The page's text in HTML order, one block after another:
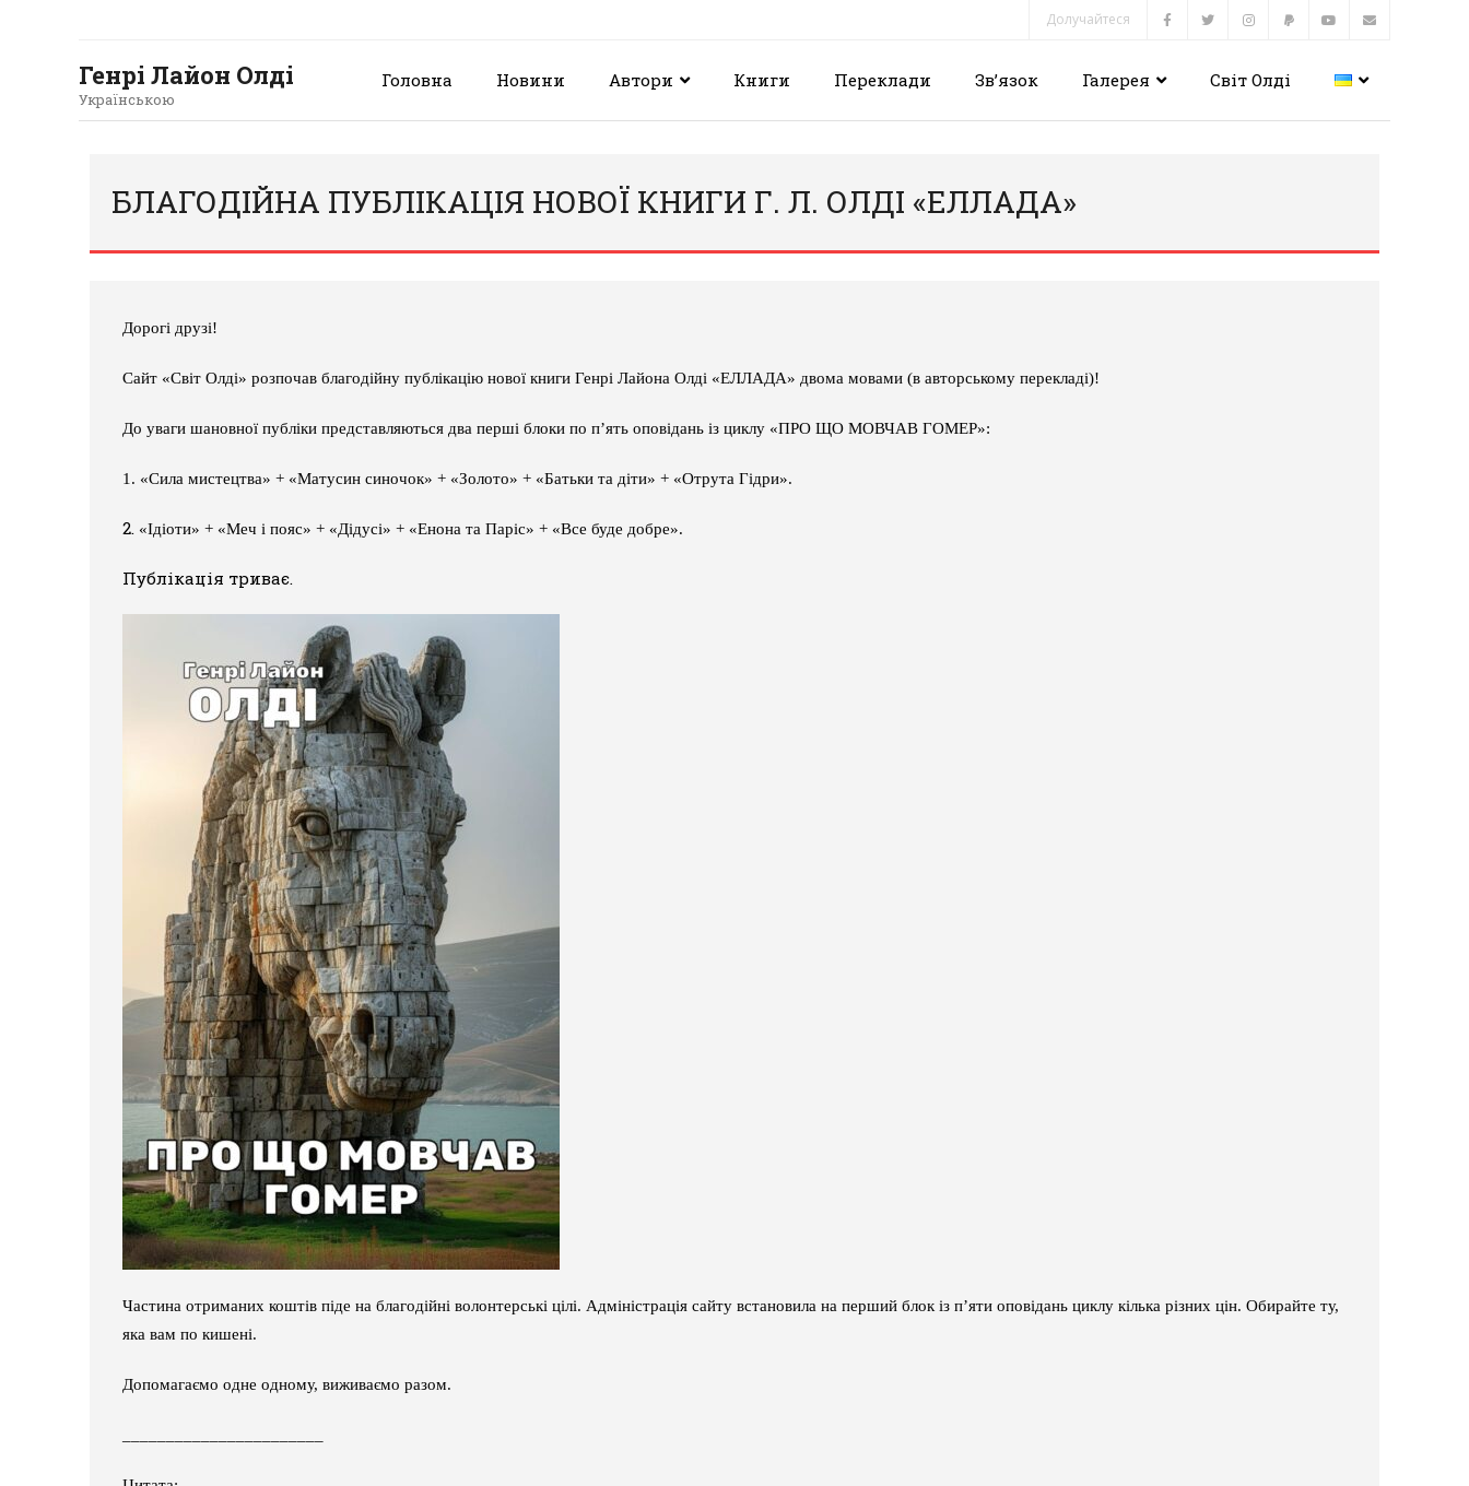
Долучайтеся
Генрі Лайон Олді
Українською
Головна Новини Автори Книги Переклади Зв’язок Галерея Світ Олді
БЛАГОДІЙНА ПУБЛІКАЦІЯ НОВОЇ КНИГИ Г. Л. ОЛДІ «ЕЛЛАДА»
Дорогі друзі!
Сайт «Світ Олді» розпочав благодійну публікацію нової книги Генрі Лайона Олді «ЕЛЛАДА» двома мовами (в авторському перекладі)!
До уваги шановної публіки представляються два перші блоки по п’ять оповідань із циклу «ПРО ЩО МОВЧАВ ГОМЕР»:
1. «Сила мистецтва» + «Матусин синочок» + «Золото» + «Батьки та діти» + «Отрута Гідри».
2. «Ідіоти» + «Меч і пояс» + «Дідусі» + «Енона та Паріс» + «Все буде добре».
Публікація триває.
Частина отриманих коштів піде на благодійні волонтерські цілі. Адміністрація сайту встановила на перший блок із п’яти оповідань циклу кілька різних цін. Обирайте ту,
яка вам по кишені.
Допомагаємо одне одному, виживаємо разом.